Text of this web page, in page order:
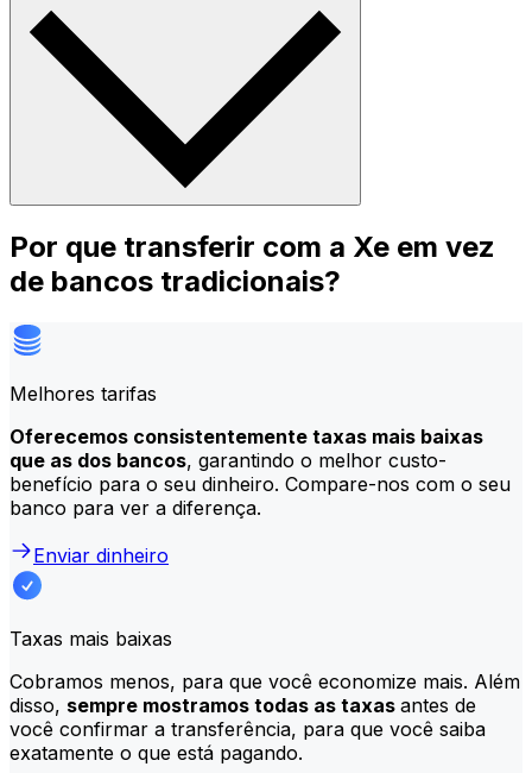
Por que transferir com a Xe em vez
de bancos tradicionais?
Melhores tarifas
Oferecemos consistentemente taxas mais baixas
que as dos bancos, garantindo o melhor custo-
benefício para o seu dinheiro. Compare-nos com o seu
banco para ver a diferença.
Enviar dinheiro
Taxas mais baixas
Cobramos menos, para que você economize mais. Além
disso, sempre mostramos todas as taxas antes de
você confirmar a transferência, para que você saiba
exatamente o que está pagando.